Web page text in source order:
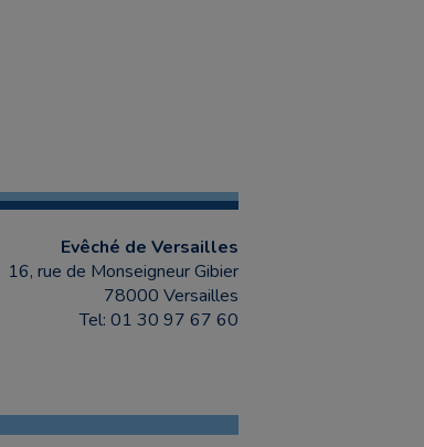
Evêché de Versailles
16, rue de Monseigneur Gibier
78000 Versailles
Tel: 01 30 97 67 60